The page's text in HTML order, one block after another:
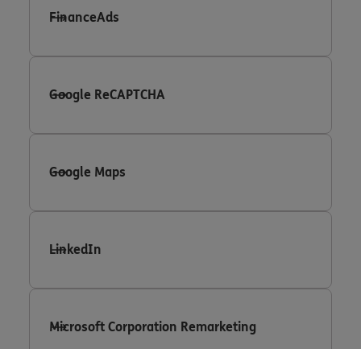
FinanceAds
Google ReCAPTCHA
Google Maps
LinkedIn
Microsoft Corporation Remarketing